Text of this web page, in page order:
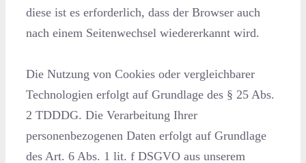
diese ist es erforderlich, dass der Browser auch
nach einem Seitenwechsel wiedererkannt wird.
Die Nutzung von Cookies oder vergleichbarer
Technologien erfolgt auf Grundlage des § 25 Abs.
2 TDDDG. Die Verarbeitung Ihrer
personenbezogenen Daten erfolgt auf Grundlage
des Art. 6 Abs. 1 lit. f DSGVO aus unserem